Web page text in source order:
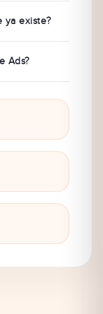
ya existe?
Ads?